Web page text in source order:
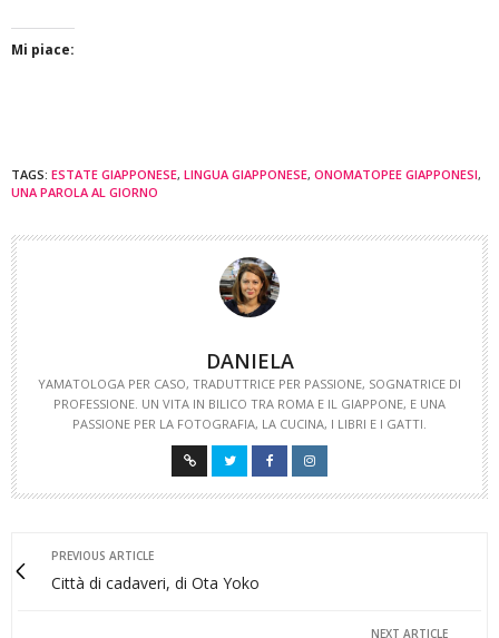
Mi piace:
TAGS: ESTATE GIAPPONESE, LINGUA GIAPPONESE, ONOMATOPEE GIAPPONESI,
UNA PAROLA AL GIORNO
DANIELA
YAMATOLOGA PER CASO, TRADUTTRICE PER PASSIONE, SOGNATRICE DI
PROFESSIONE. UN VITA IN BILICO TRA ROMA E IL GIAPPONE, E UNA
PASSIONE PER LA FOTOGRAFIA, LA CUCINA, I LIBRI E I GATTI.
PREVIOUS ARTICLE
Città di cadaveri, di Ota Yoko
NEXT ARTICLE